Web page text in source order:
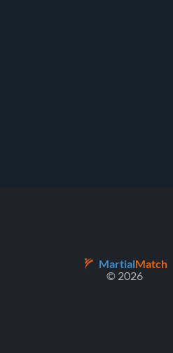
MartialMatch
© 2026